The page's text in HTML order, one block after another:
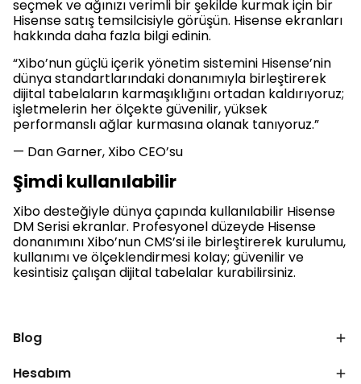
seçmek ve ağınızı verimli bir şekilde kurmak için bir
Hisense satış temsilcisiyle görüşün. Hisense ekranları
hakkında daha fazla bilgi edinin.
“Xibo’nun güçlü içerik yönetim sistemini Hisense’nin
dünya standartlarındaki donanımıyla birleştirerek
dijital tabelaların karmaşıklığını ortadan kaldırıyoruz;
işletmelerin her ölçekte güvenilir, yüksek
performanslı ağlar kurmasına olanak tanıyoruz.”
— Dan Garner, Xibo CEO’su
Şimdi kullanılabilir
Xibo desteğiyle dünya çapında kullanılabilir Hisense
DM Serisi ekranlar. Profesyonel düzeyde Hisense
donanımını Xibo’nun CMS’si ile birleştirerek kurulumu,
kullanımı ve ölçeklendirmesi kolay; güvenilir ve
kesintisiz çalışan dijital tabelalar kurabilirsiniz.
Blog
Hesabım